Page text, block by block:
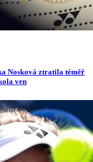
Nosková ztratila téměř
ven